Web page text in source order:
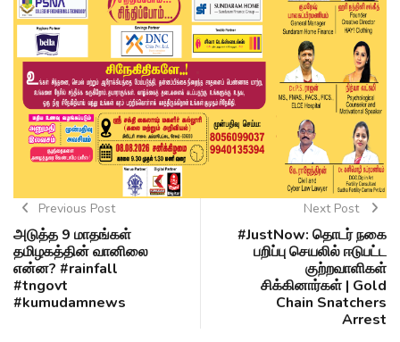
Previous Post
அடுத்த 9 மாதங்கள்
தமிழகத்தின் வானிலை
என்ன? #rainfall
#tngovt
#kumudamnews
Next Post
#JustNow: தொடர் நகை
பறிப்பு செயலில் ஈடுபட்ட
குற்றவாளிகள்
சிக்கினார்கள் | Gold
Chain Snatchers
Arrest